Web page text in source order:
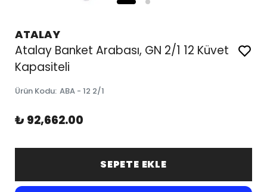
ATALAY
Atalay Banket Arabası, GN 2/1 12 Küvet
Kapasiteli
Ürün Kodu: ABA - 12 2/1
₺ 92,662.00
SEPETE EKLE